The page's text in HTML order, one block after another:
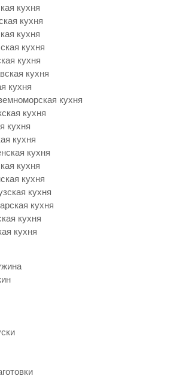
кухня
кухня
кухня
кухня
кухня
кухня
кухня
кухня
кухня
кухня
кухня
кухня
кухня
кухня
кухня
кухня
кухня
кухня